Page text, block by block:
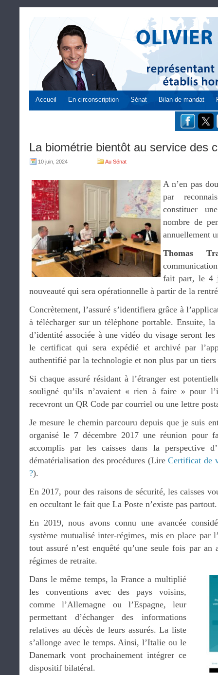
Accueil En circonscription Sénat Bilan de mandat
La biométrie bientôt au service des
10 juin, 2024 Au Sénat
A n’en pas
par
constituer
nombre de
annuellement
Thomas
fait part, le 4
nouveauté qui sera opérationnelle à partir de la
Concrètement, l’assuré s’identifiera grâce à
à télécharger sur un téléphone portable. Ensuite, la
d’identité associée à une vidéo du visage seront
le certificat qui sera expédié et archivé par
authentifié par la technologie et non plus par un
Si chaque assuré résidant à l’étranger est
souligné qu’ils n’avaient « rien à faire » pour
recevront un QR Code par courriel ou une lettre
Je mesure le chemin parcouru depuis que je suis
organisé le 7 décembre 2017 une réunion pour
accomplis par les caisses dans la perspective
dématérialisation des procédures (LireCertificat de
?).
En 2017, pour des raisons de sécurité, les caisses
en occultant le fait que La Poste n’existe pas partout.
En 2019, nous avons connu une avancée
système mutualisé inter-régimes, mis en place par
tout assuré n’est enquêté qu’une seule fois par an
régimes de retraite.
Dans le même temps, la France a multiplié
les conventions avec des pays voisins,
comme l’Allemagne ou l’Espagne, leur
permettant d’échanger des informations
relatives au décès de leurs assurés. La liste
s’allonge avec le temps. Ainsi, l’Italie ou le
Danemark vont prochainement intégrer ce
dispositif bilatéral.